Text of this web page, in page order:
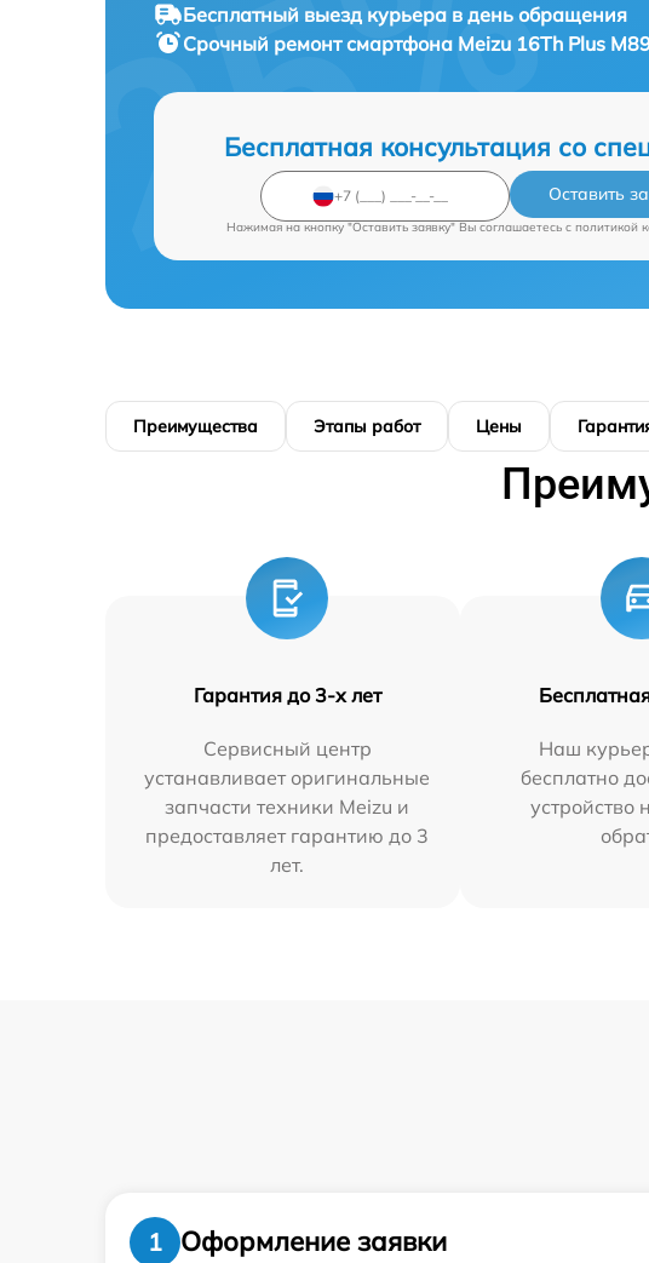
Бесплатный выезд курьера в день обращения
Срочный ремонтсмартфона Meizu 16Th Plus
Бесплатная консультация со
Оставить
Нажимая на кнопку "Оставить заявку" Вы соглашаетесь c политикой
Преимущества Этапы работ Цены
Гарантия до 3-х лет
Сервисный центр
устанавливает оригинальные
запчасти техники Meizu и
предоставляет гарантию до 3
лет.
Наш
бесплатно
устройство
1
Оформление заявки